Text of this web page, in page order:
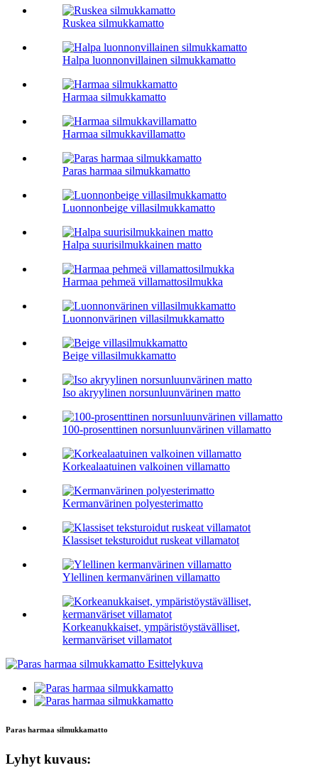
Ruskea silmukkamatto
Halpa luonnonvillainen silmukkamatto
Harmaa silmukkamatto
Harmaa silmukkavillamatto
Paras harmaa silmukkamatto
Luonnonbeige villasilmukkamatto
Halpa suurisilmukkainen matto
Harmaa pehmeä villamattosilmukka
Luonnonvärinen villasilmukkamatto
Beige villasilmukkamatto
Iso akryylinen norsunluunvärinen matto
100-prosenttinen norsunluunvärinen villamatto
Korkealaatuinen valkoinen villamatto
Kermanvärinen polyesterimatto
Klassiset teksturoidut ruskeat villamatot
Ylellinen kermanvärinen villamatto
Korkeanukkaiset, ympäristöystävälliset,
kermanväriset villamatot
Paras harmaa silmukkamatto
Lyhyt kuvaus: